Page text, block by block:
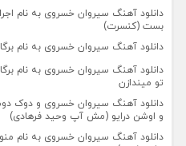
دانلود آهنگ سیروان خسروی به نام
بست (کنسرت)
دانلود آهنگ سیروان خسروی به نام
دانلود آهنگ سیروان خسروی به نام
تو میندازن
دانلود آهنگ سیروان خسروی و دوک
و اوشن درایو (مش آپ وحید فرهادی)
دانلود آهنگ سیروان خسروی به نام